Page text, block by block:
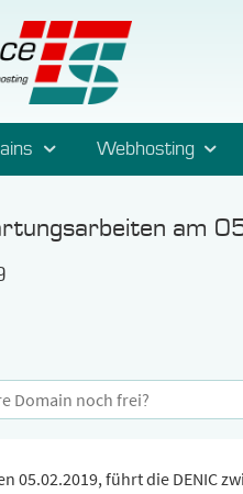
Webhosting
am
05.02.2019, führt die DENIC